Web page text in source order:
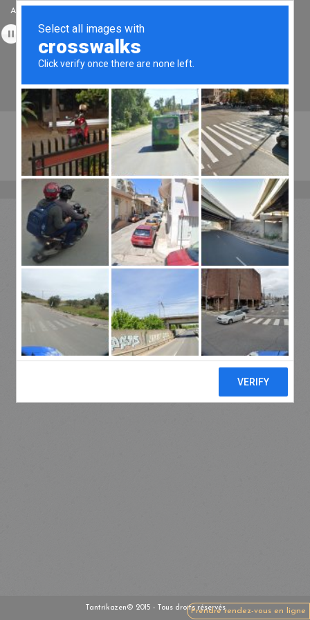
Prendre rendez-vous en ligne
Accueil
Tantrikazen©, Massage à Bordeaux, Spécialiste du Tantra Traditionnel et
des Energies Quantiques en Aquitaine. Tél :06.49.45.22.20
Menu Offres Spéciales
ARCHIVE
No posts were found.
Tantrikazen© 2015 - Tous droits réservés